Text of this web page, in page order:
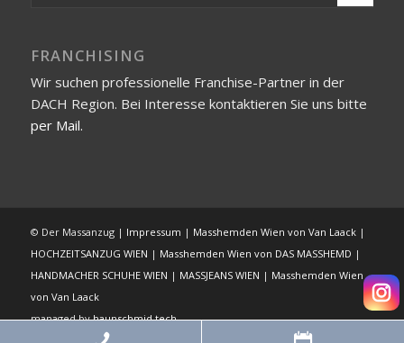
FRANCHISING
Wir suchen professionelle Franchise-Partner in der
DACH Region. Bei Interesse kontaktieren Sie uns bitte
per Mail.
© Der Massanzug | Impressum | Masshemden Wien von Van Laack|
HOCHZEITSANZUG WIEN | Masshemden Wien von DAS MASSHEMD |
HANDMACHER SCHUHE WIEN | MASSJEANS WIEN | Masshemden Wien
von Van Laack
managed byhaunschmid.tech